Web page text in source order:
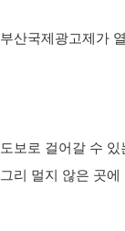
부산국제광고제가
도보로 걸어갈 수
그리 멀지 않은 곳